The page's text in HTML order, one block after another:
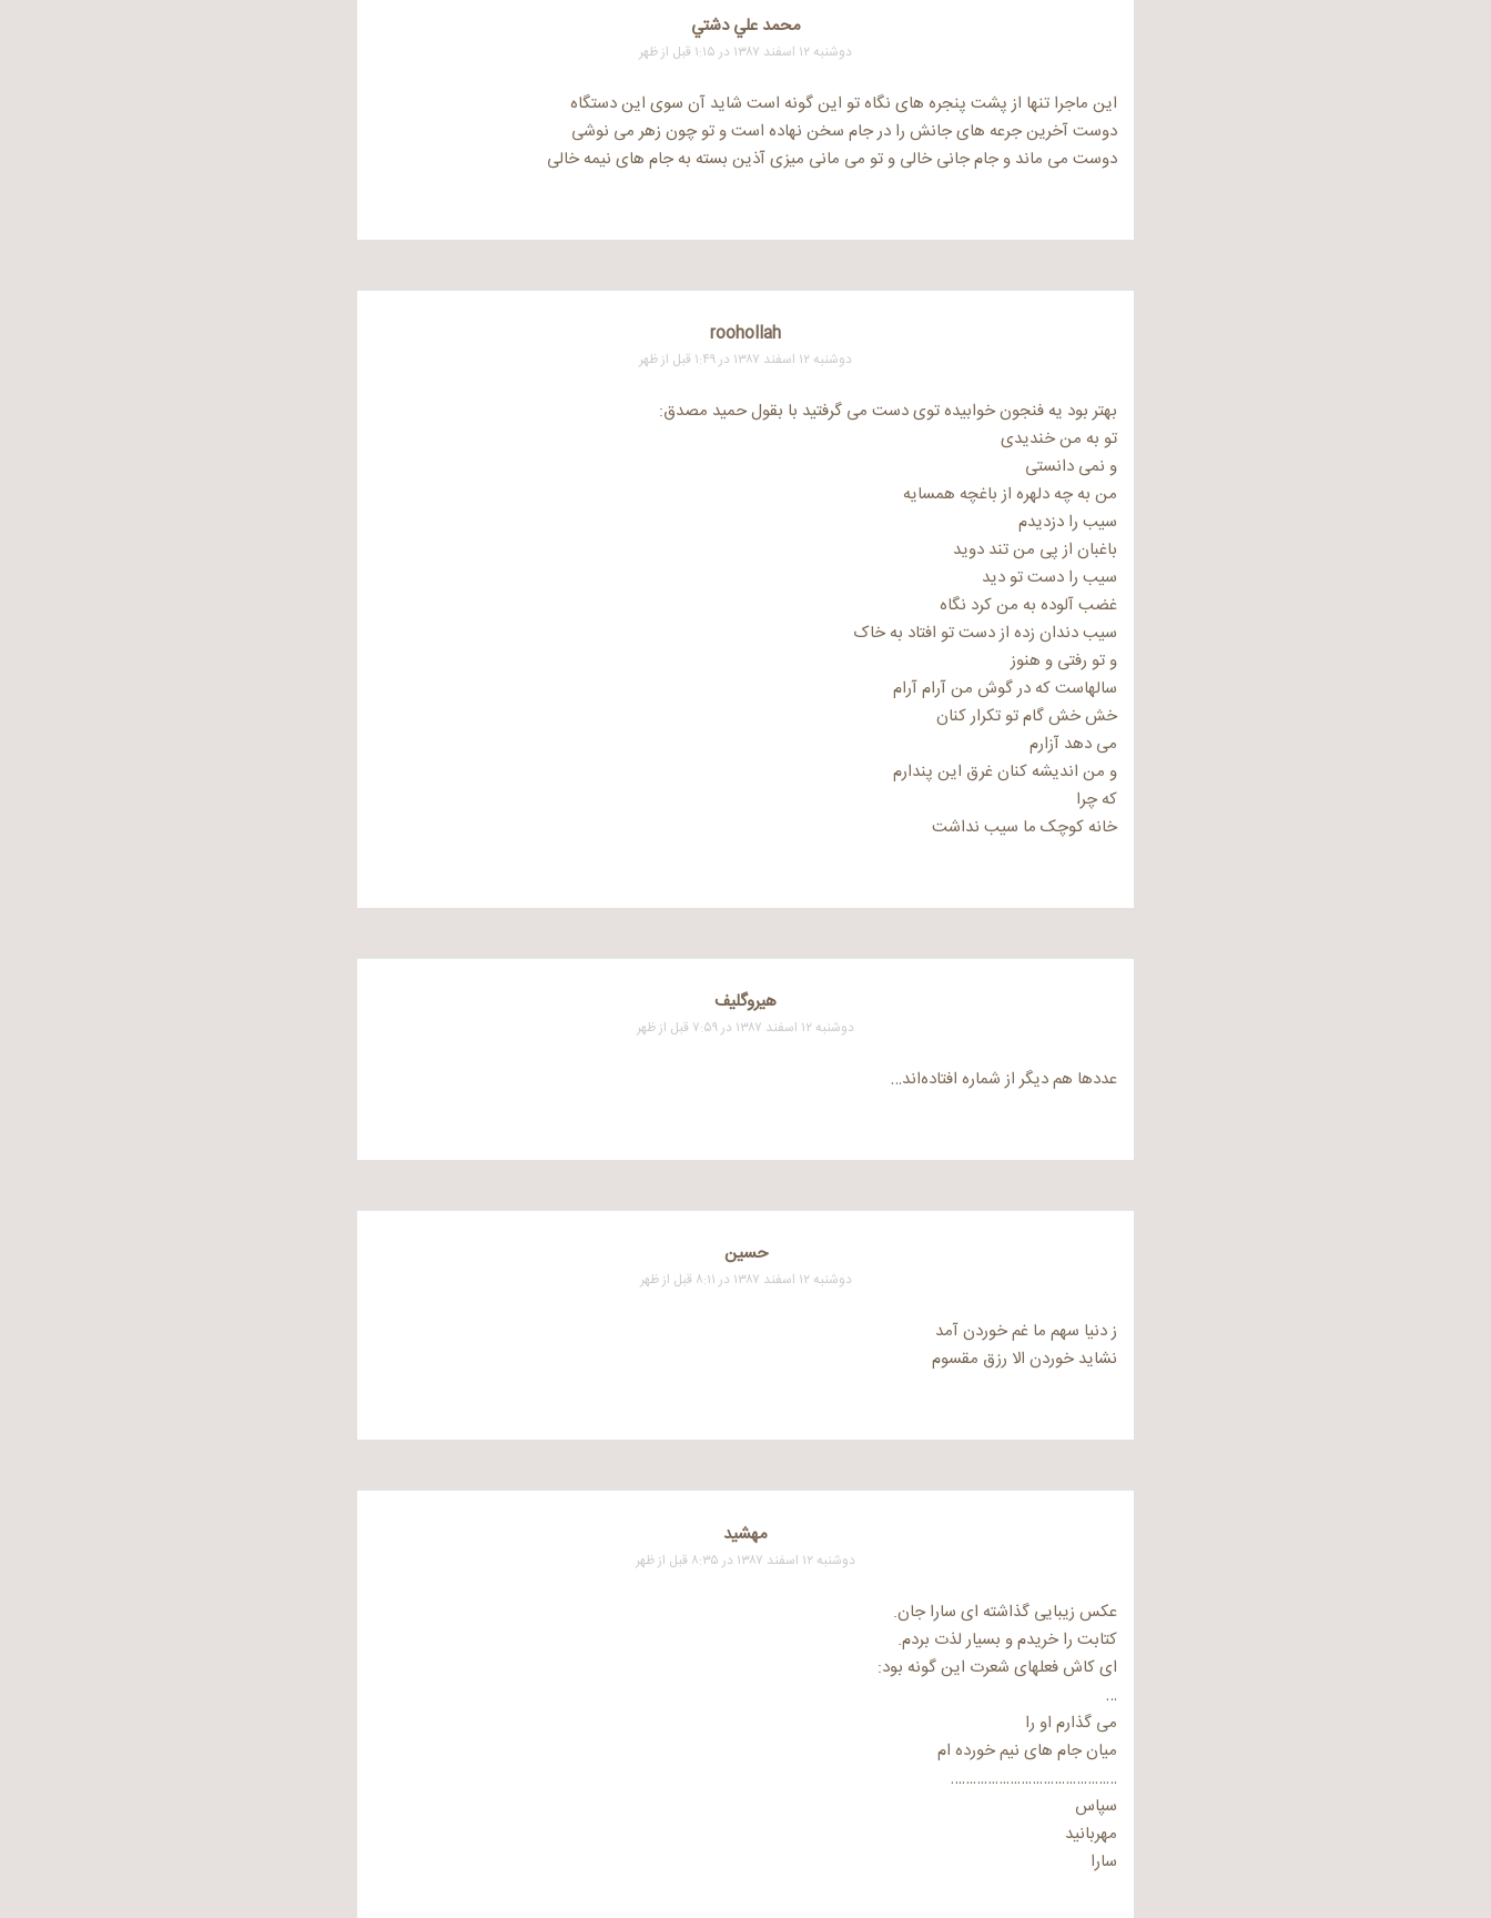
محمد علي دشتي
دوشنبه ۱۲ اسفند ۱۳۸۷ در ۱:۱۵ قبل از ظهر
این ماجرا تنها از پشت پنجره های نگاه تو این گونه است شاید آن سوی این دستگاه
دوست آخرین جرعه های جانش را در جام سخن نهاده است و تو چون زهر می نوشی
دوست می ماند و جام جانی خالی و تو می مانی میزی آذین بسته به جام های نیمه خالی
roohollah
دوشنبه ۱۲ اسفند ۱۳۸۷ در ۱:۴۹ قبل از ظهر
بهتر بود یه فنجون خوابیده توی دست می گرفتید با بقول حمید مصدق:
تو به من خندیدی
و نمی دانستی
من به چه دلهره از باغچه همسایه
سیب را دزدیدم
باغبان از پی من تند دوید
سیب را دست تو دید
غضب آلوده به من کرد نگاه
سیب دندان زده از دست تو افتاد به خاک
و تو رفتی و هنوز
سالهاست که در گوش من آرام آرام
خش خش گام تو تکرار کنان
می دهد آزارم
و من اندیشه کنان غرق این پندارم
که چرا
خانه کوچک ما سیب نداشت
هيروگليف
دوشنبه ۱۲ اسفند ۱۳۸۷ در ۷:۵۹ قبل از ظهر
عددها هم دیگر از شماره افتاده‌اند…
حسین
دوشنبه ۱۲ اسفند ۱۳۸۷ در ۸:۱۱ قبل از ظهر
ز دنیا سهم ما غم خوردن آمد
نشاید خوردن الا رزق مقسوم
مهشيد
دوشنبه ۱۲ اسفند ۱۳۸۷ در ۸:۳۵ قبل از ظهر
عکس زیبایی گذاشته ای سارا جان.
کتابت را خریدم و بسیار لذت بردم.
ای کاش فعلهای شعرت این گونه بود:
…
می گذارم او را
میان جام های نیم خورده ام
………………………………………
سپاس
مهربانید
سارا